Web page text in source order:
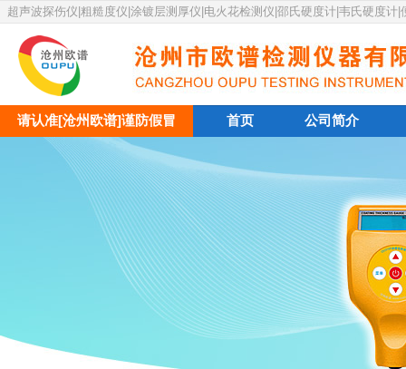
超声波探伤仪|粗糙度仪|涂镀层测厚仪|电火花检测仪|邵氏硬度计|韦氏硬度计|
请认准[沧州欧谱]谨防假冒 首页 公司简介